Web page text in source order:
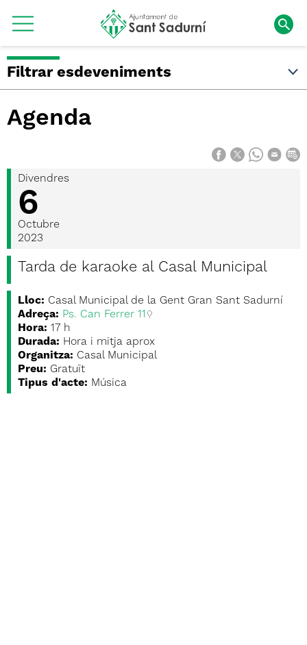
Filtrar esdeveniments
Agenda
Divendres
6
Octubre
2023
Tarda de karaoke al Casal Municipal
Lloc: Casal Municipal de la Gent Gran Sant Sadurní
Adreça: Ps. Can Ferrer 11
Hora: 17 h
Durada: Hora i mitja aprox
Organitza: Casal Municipal
Preu: Gratuït
Tipus d'acte: Música